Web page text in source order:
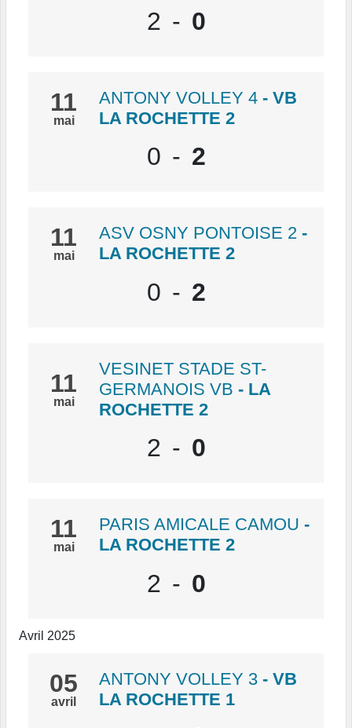
2 - 0
11
mai
ANTONY VOLLEY 4 - VB
LA ROCHETTE 2
0 - 2
11
mai
ASV OSNY PONTOISE 2 -
LA ROCHETTE 2
0 - 2
11
mai
VESINET STADE ST-
GERMANOIS VB - LA
ROCHETTE 2
2 - 0
11
mai
PARIS AMICALE CAMOU -
LA ROCHETTE 2
2 - 0
Avril 2025
05
avril
ANTONY VOLLEY 3 - VB
LA ROCHETTE 1